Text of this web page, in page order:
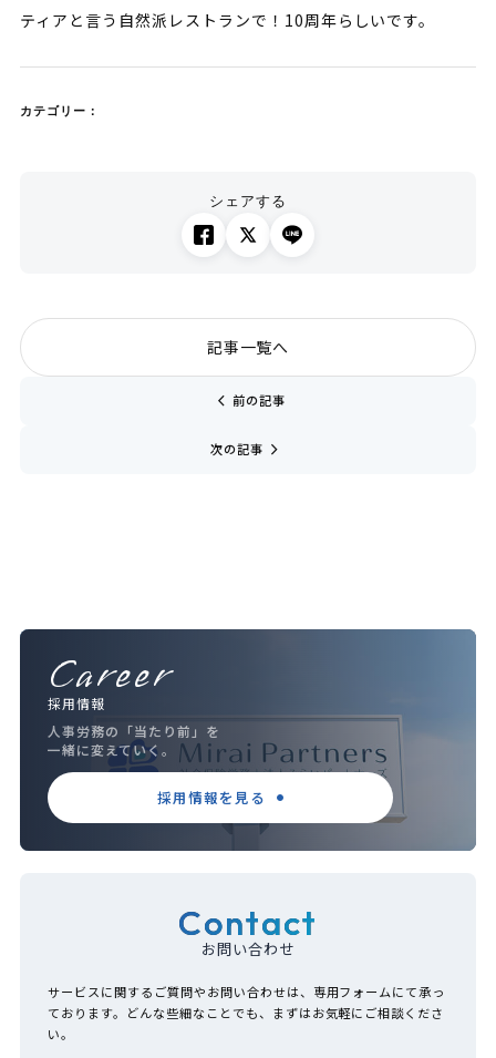
ティアと言う自然派レストランで！10周年らしいです。
カテゴリー：
シェアする
chevron_left 前の記事
記事一覧へ
次の記事 navigate_next
Career
採用情報
人事労務の「当たり前」を
一緒に変えていく。
採用情報を見る
Contact
お問い合わせ
サービスに関するご質問やお問い合わせは、専用フォームにて承っ
ております。どんな些細なことでも、まずはお気軽にご相談くださ
い。